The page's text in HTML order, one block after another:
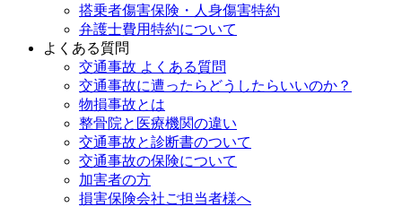
搭乗者傷害保険・人身傷害特約
弁護士費用特約について
よくある質問
交通事故 よくある質問
交通事故に遭ったらどうしたらいいのか？
物損事故とは
整骨院と医療機関の違い
交通事故と診断書のついて
交通事故の保険について
加害者の方
損害保険会社ご担当者様へ